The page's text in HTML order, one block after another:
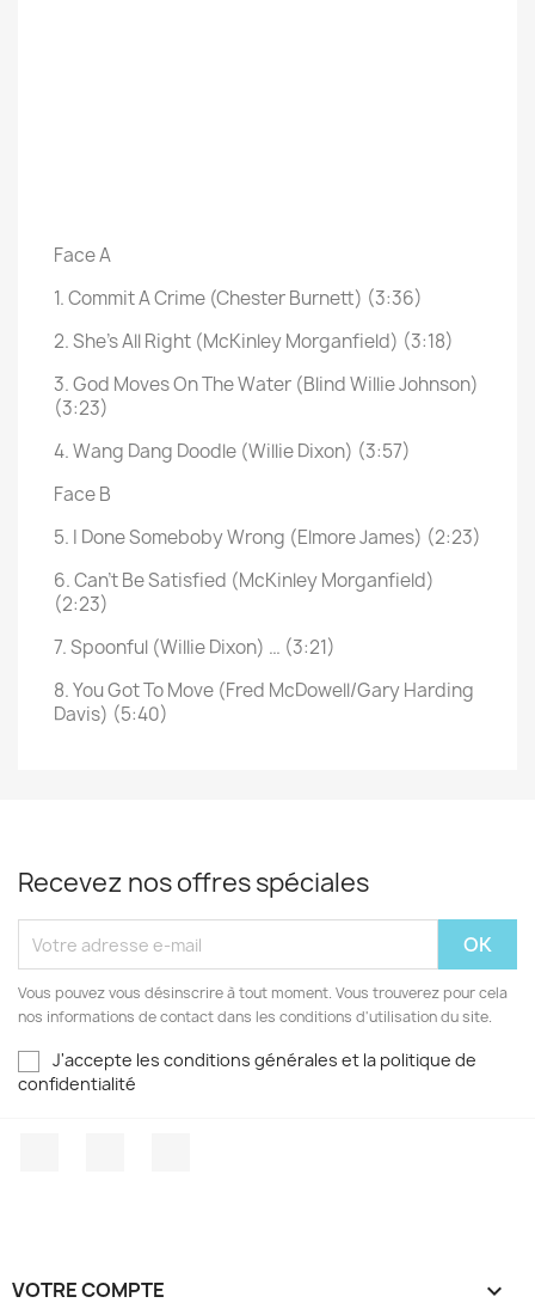
Face A
1. Commit A Crime (Chester Burnett) (3:36)
2. She’s All Right (McKinley Morganfield) (3:18)
3. God Moves On The Water (Blind Willie Johnson)
(3:23)
4. Wang Dang Doodle (Willie Dixon) (3:57)
Face B
5. I Done Someboby Wrong (Elmore James) (2:23)
6. Can’t Be Satisfied (McKinley Morganfield)
(2:23)
7. Spoonful (Willie Dixon) … (3:21)
8. You Got To Move (Fred McDowell/Gary Harding
Davis) (5:40)
Recevez nos offres spéciales
Vous pouvez vous désinscrire à tout moment. Vous trouverez pour cela
nos informations de contact dans les conditions d'utilisation du site.
J'accepte les conditions générales et la politique de
confidentialité
VOTRE COMPTE 